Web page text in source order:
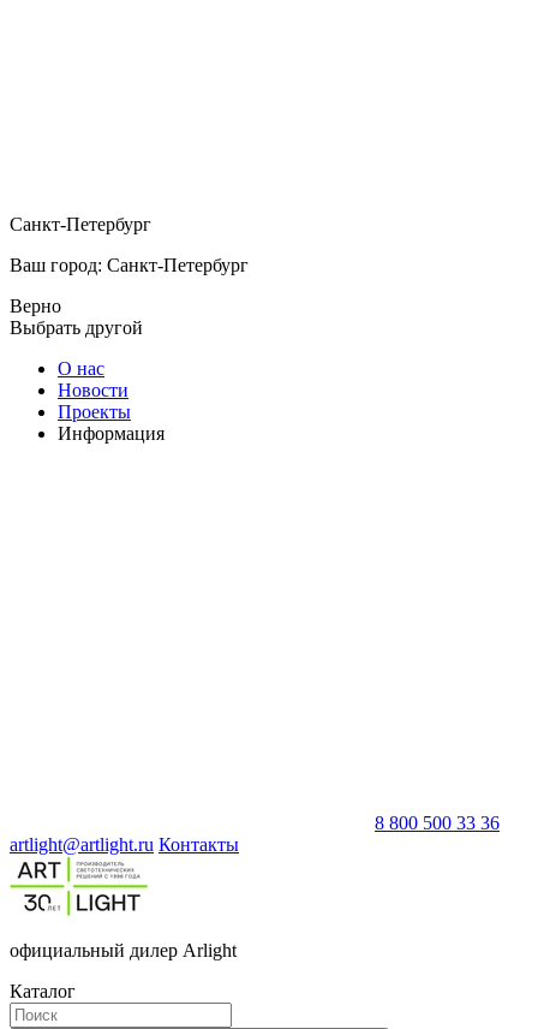
Санкт-Петербург
Ваш город: Санкт-Петербург
Верно
Выбрать другой
О нас
Новости
Проекты
Информация
8 800 500 33 36
artlight@artlight.ru Контакты
официальный дилер Arlight
Каталог